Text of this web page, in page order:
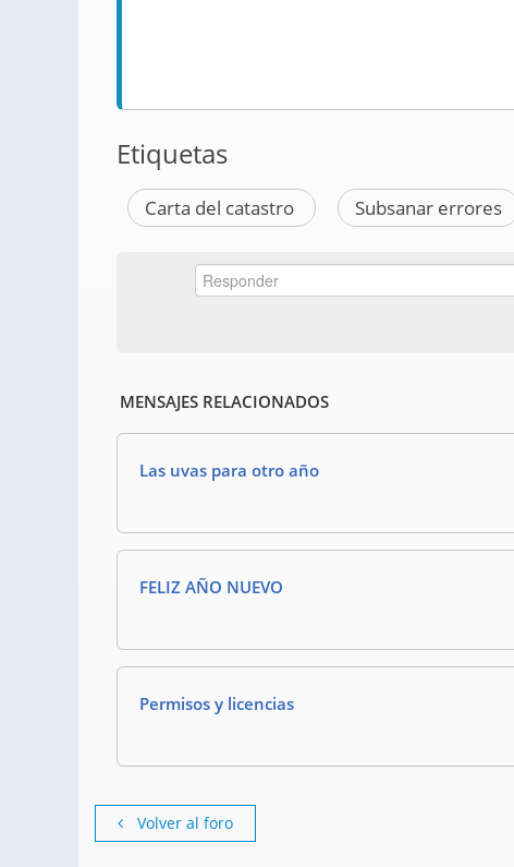
Etiquetas
Carta del catastro Subsanar errores
MENSAJES RELACIONADOS
Las uvas para otro año
FELIZ AÑO NUEVO
Permisos y licencias
Volver al foro